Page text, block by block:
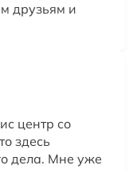
друзьям и
центр со
здесь
дела. Мне уже